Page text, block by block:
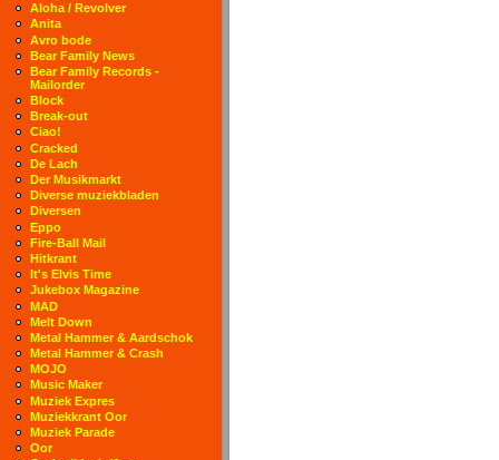
Aloha / Revolver
Anita
Avro bode
Bear Family News
Bear Family Records -
Mailorder
Block
Break-out
Ciao!
Cracked
De Lach
Der Musikmarkt
Diverse muziekbladen
Diversen
Eppo
Fire-Ball Mail
Hitkrant
It's Elvis Time
Jukebox Magazine
MAD
Melt Down
Metal Hammer & Aardschok
Metal Hammer & Crash
MOJO
Music Maker
Muziek Expres
Muziekkrant Oor
Muziek Parade
Oor